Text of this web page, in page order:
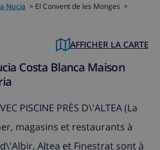
Nucia > El Convent de les Monges >
AFFICHER LA CARTE
Costa Blanca Maison
PISCINE PRÈS D\'ALTEA (La
magasins et restaurants à
Altea et Finestrat sont à